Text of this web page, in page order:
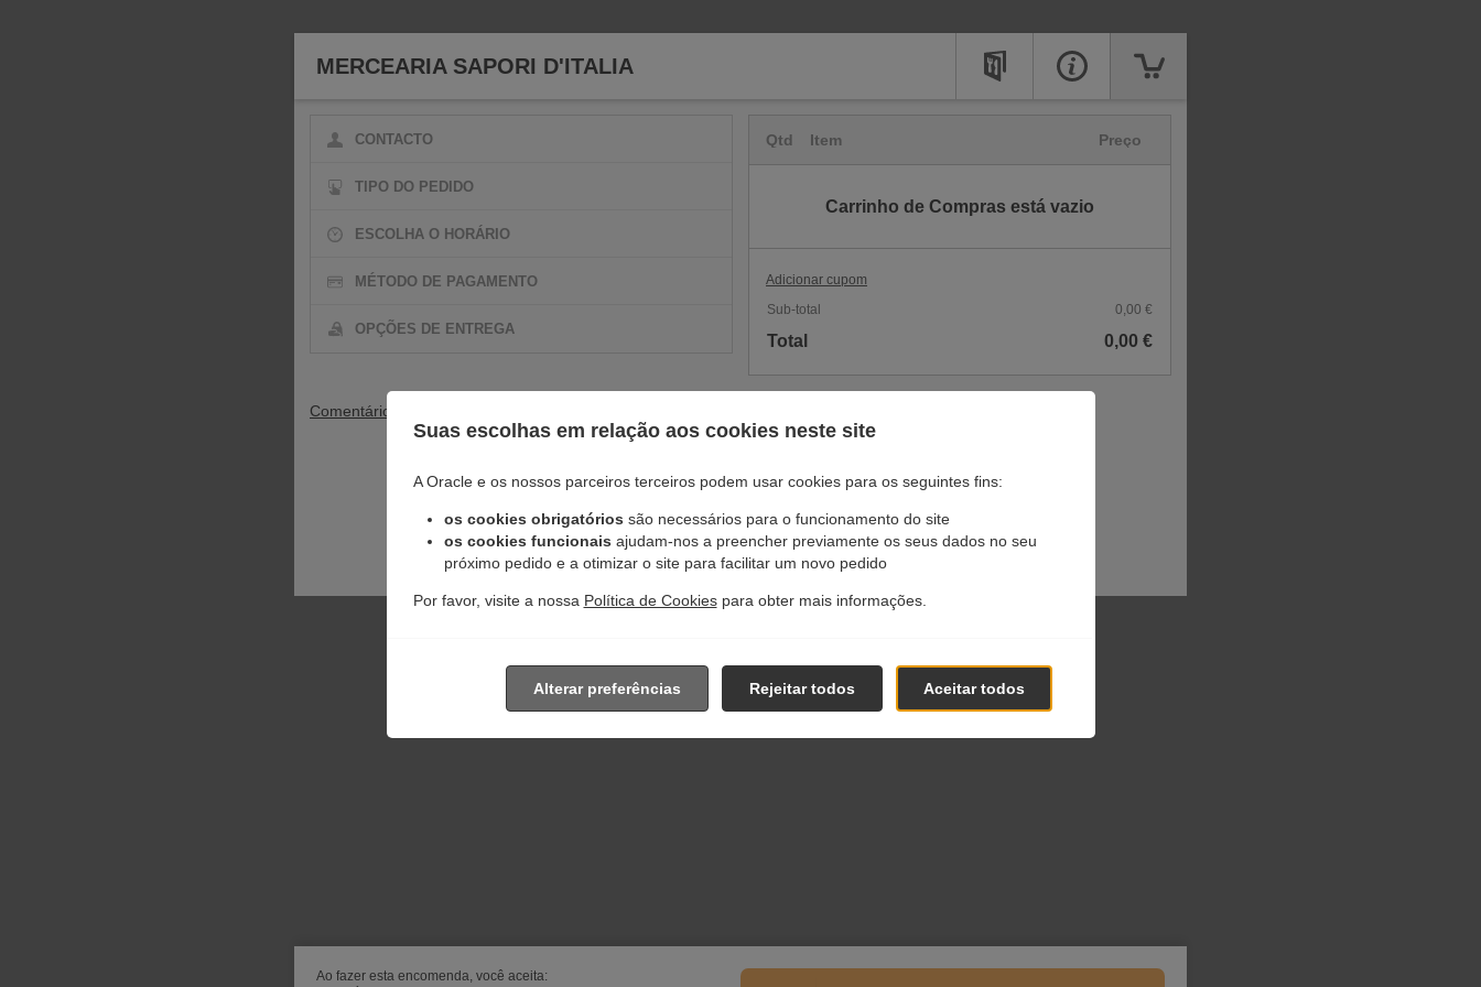
MERCEARIA SAPORI D'ITALIA
CONTACTO
TIPO DO PEDIDO
ESCOLHA O HORÁRIO
MÉTODO DE PAGAMENTO
OPÇÕES DE ENTREGA
Comentários
Qtd Item Preço
Carrinho de Compras está vazio
Adicionar cupom
Sub-total
0,00 €
Total 0,00 €
Ao fazer esta encomenda, você aceita:
Suas escolhas em relação aos cookies neste site
A Oracle e os nossos parceiros terceiros podem usar cookies para os seguintes fins:
os cookies obrigatórios são necessários para o funcionamento do site
os cookies funcionais ajudam-nos a preencher previamente os seus dados no seu
próximo pedido e a otimizar o site para facilitar um novo pedido
Por favor, visite a nossa Política de Cookiespara obter mais informações.
Aceitar todos
Rejeitar todos
Alterar preferências